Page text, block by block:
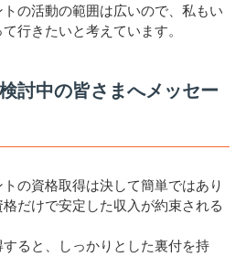
の活動の範囲は広いので、私もい
行きたいと考えています。
討中の皆さまへメッセー
の資格取得は決して簡単ではあり
だけで安定した収入が約束される
ると、しっかりとした裏付を持